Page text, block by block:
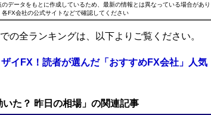
データをもとに作成しているため、最新の情報とは異なっている場合があり
各FX会社の公式サイトなどで確認してください
の全ランキングは、以下よりご覧ください。
イFX！読者が選んだ「おすすめFX会社」人気
た？ 昨日の相場」の関連記事